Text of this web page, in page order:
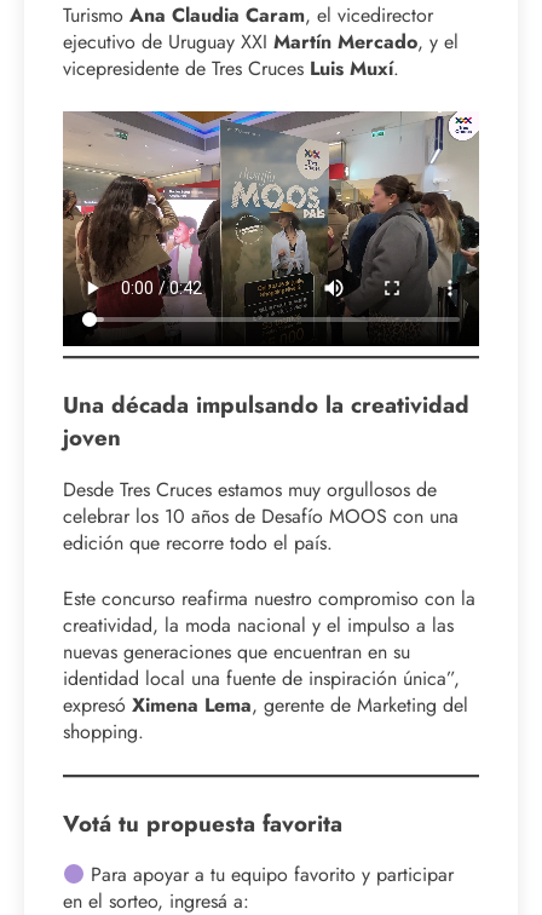
Turismo Ana Claudia Caram, el vicedirector
ejecutivo de Uruguay XXI Martín Mercado, y el
vicepresidente de Tres Cruces Luis Muxí.
Una década impulsando la creatividad
joven
Desde Tres Cruces estamos muy orgullosos de
celebrar los 10 años de Desafío MOOS con una
edición que recorre todo el país.
Este concurso reafirma nuestro compromiso con la
creatividad, la moda nacional y el impulso a las
nuevas generaciones que encuentran en su
identidad local una fuente de inspiración única”,
expresó Ximena Lema, gerente de Marketing del
shopping.
Votá tu propuesta favorita
Para apoyar a tu equipo favorito y participar
en el sorteo, ingresá a: